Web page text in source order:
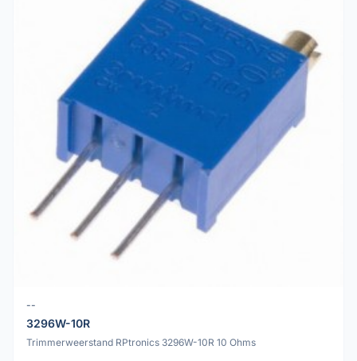
--
3296W-10R
Trimmerweerstand RPtronics 3296W-10R 10 Ohms